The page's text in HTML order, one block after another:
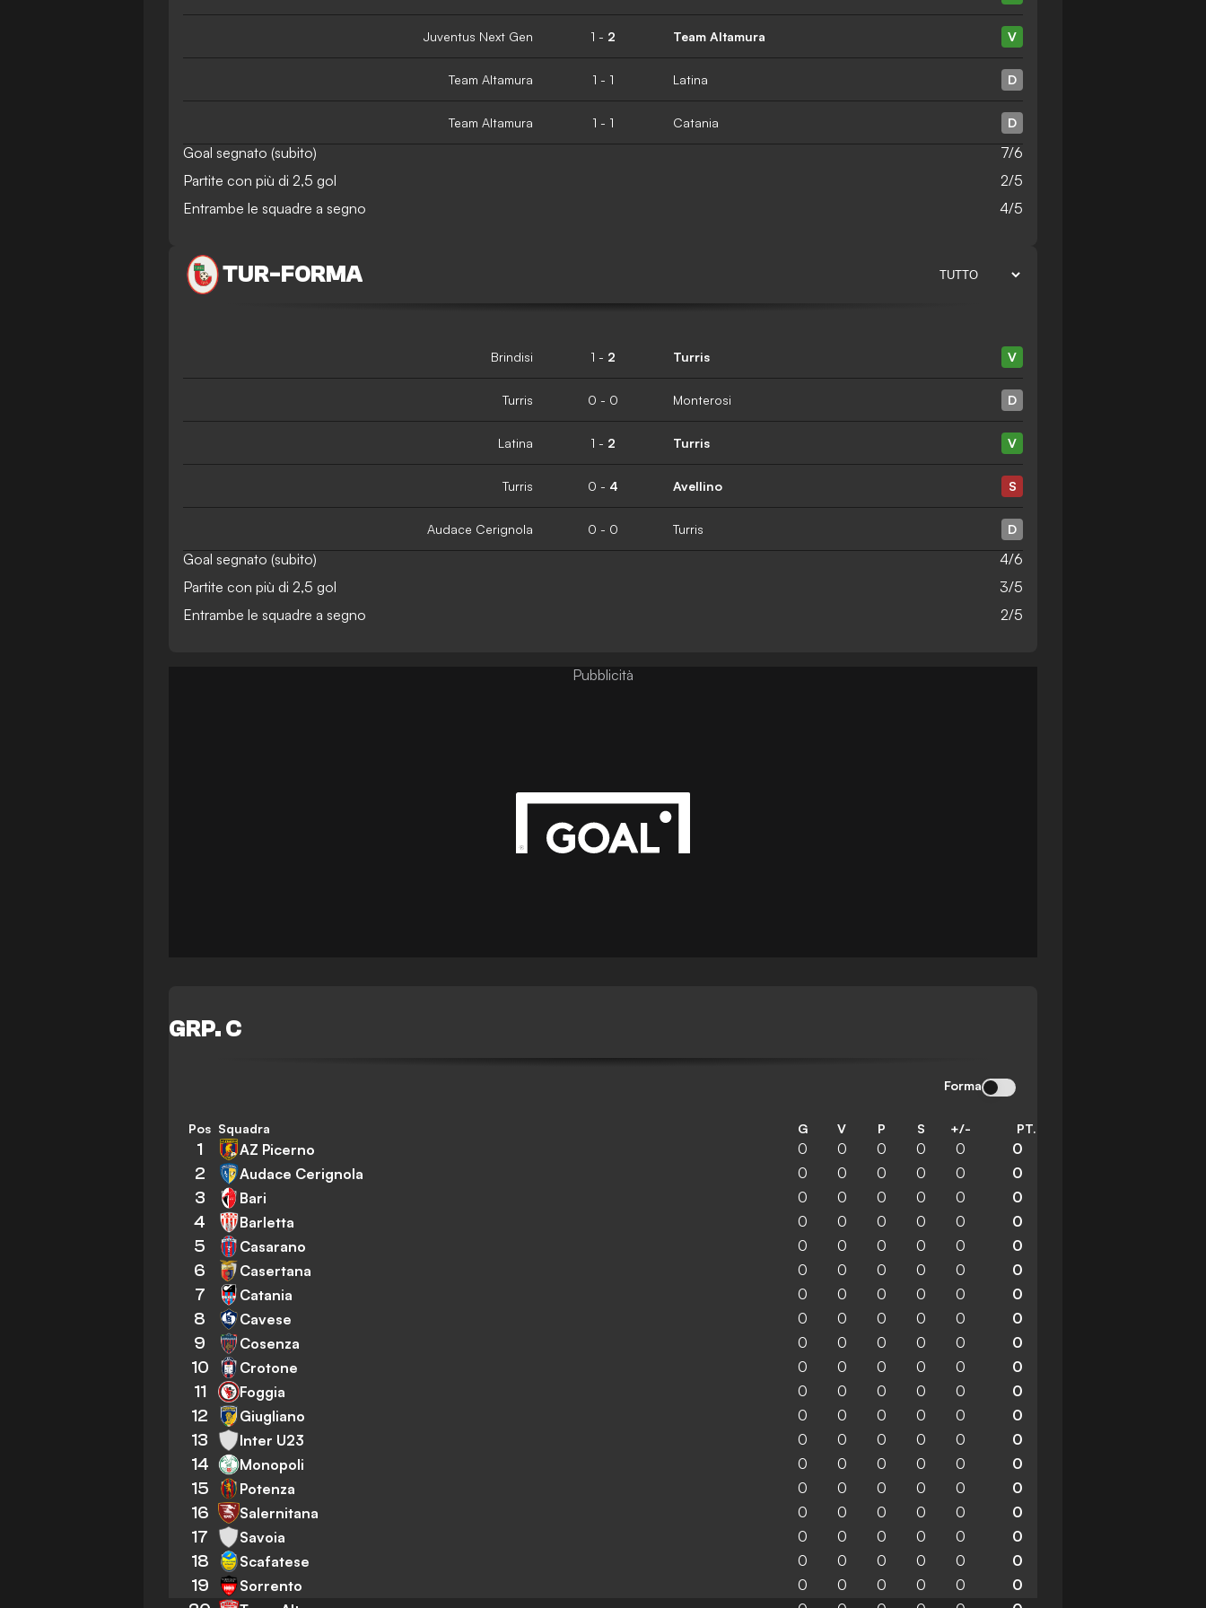
Juventus Next Gen 1 - 2 Team Altamura V
Team Altamura 1 - 1 Latina D
Team Altamura 1 - 1 Catania D
Goal segnato (subito)
7/6
Partite con più di 2,5 gol
2/5
Entrambe le squadre a segno
4/5
TUR-FORMA
Brindisi 1 - 2 Turris V
Turris 0 - 0 Monterosi D
Latina 1 - 2 Turris V
Turris 0 - 4 Avellino S
Audace Cerignola 0 - 0 Turris D
Goal segnato (subito)
4/6
Partite con più di 2,5 gol
3/5
Entrambe le squadre a segno
2/5
GRP. C
Forma
Pos Squadra G V P S +/- PT.
1 AZ Picerno 0 0 0 0 0 0
2 Audace Cerignola 0 0 0 0 0 0
3 Bari 0 0 0 0 0 0
4 Barletta 0 0 0 0 0 0
5 Casarano 0 0 0 0 0 0
6 Casertana 0 0 0 0 0 0
7 Catania 0 0 0 0 0 0
8 Cavese 0 0 0 0 0 0
9 Cosenza 0 0 0 0 0 0
10 Crotone 0 0 0 0 0 0
11 Foggia 0 0 0 0 0 0
12 Giugliano 0 0 0 0 0 0
13 Inter U23 0 0 0 0 0 0
14 Monopoli 0 0 0 0 0 0
15 Potenza 0 0 0 0 0 0
16 Salernitana 0 0 0 0 0 0
17 Savoia 0 0 0 0 0 0
18 Scafatese 0 0 0 0 0 0
19 Sorrento 0 0 0 0 0 0
Pubblicità